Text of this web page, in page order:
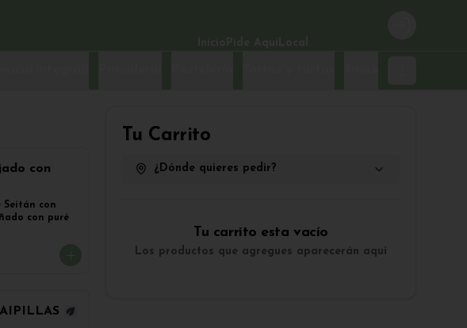
con
Seitán con
con puré
Tu Carrito
¿Dónde quieres pedir?
Tu carrito esta vacío
Los productos que agregues aparecerán aquí